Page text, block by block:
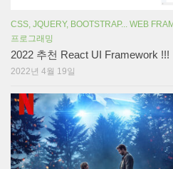
프로그래밍
2022 추천 React UI Framework !!!
2022년 4월 19일